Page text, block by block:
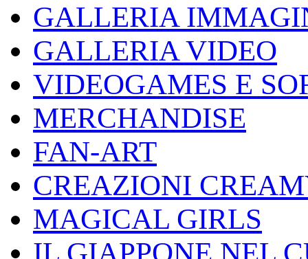
GALLERIA
GALLERIA VIDEO
VIDEOGAMES E
MERCHANDISE
FAN-ART
CREAZIONI
MAGICAL GIRLS
IL GIAPPONE NEL